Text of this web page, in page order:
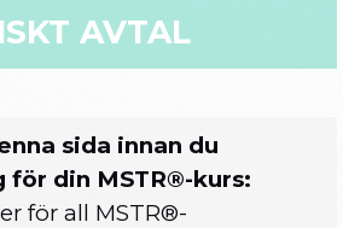
AVTAL
sida innan du
din MSTR®-kurs:
för all MSTR®-